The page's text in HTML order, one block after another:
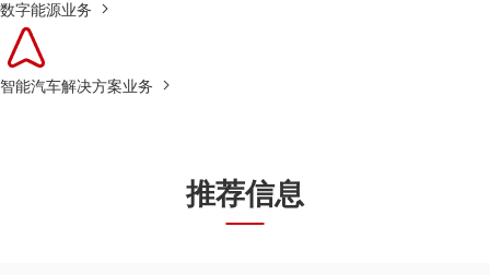
数字能源业务
智能汽车解决方案业务
推荐信息